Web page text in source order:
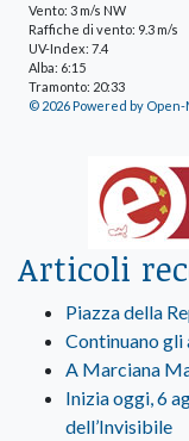
Vento: 3 m/s NW
Raffiche di vento: 9.3 m/s
UV-Index: 7.4
Alba: 6:15
Tramonto: 20:33
© 2026 Powered by
Articoli
Piazza della
Continuano gli
A Marciana
Inizia oggi, 6
dell’Invisibile